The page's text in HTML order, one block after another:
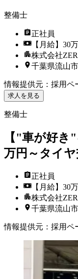
整備士
正社員
【月給】30
株式会社
千葉県流山
情報提供元 ： 採用ペ
求人を見る
整備士
【"車が好き
万円～タイ
正社員
【月給】30
株式会社
千葉県流山
情報提供元 ： 採用ペ